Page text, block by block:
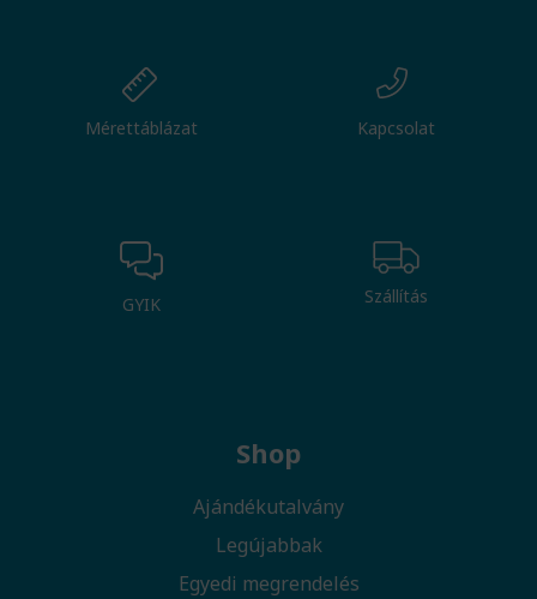
Mérettáblázat Kapcsolat
GYIK Szállítás
Shop
Ajándékutalvány
Legújabbak
Egyedi megrendelés